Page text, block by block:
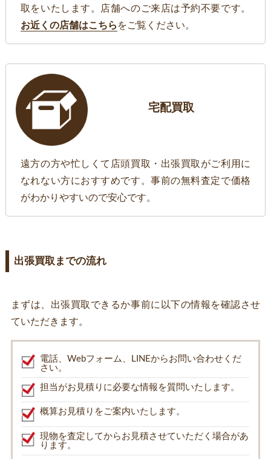
取をいたします。店舗へのご来店は予約不要です。
お近くの店舗はこちら をご覧ください。
宅配買取
遠方の方や忙しくて店頭買取・出張買取がご利用に
なれない方におすすめです。事前の無料査定で価格
がわかりやすいので安心です。
出張買取までの流れ
まずは、出張買取できるか事前に以下の情報を確認させ
ていただきます。
電話、Webフォーム、LINEからお問い合わせくだ
さい。
担当がお見積りに必要な情報を質問いたします。
概算お見積りをご案内いたします。
現物を査定してからお見積させていただく場合があ
ります。